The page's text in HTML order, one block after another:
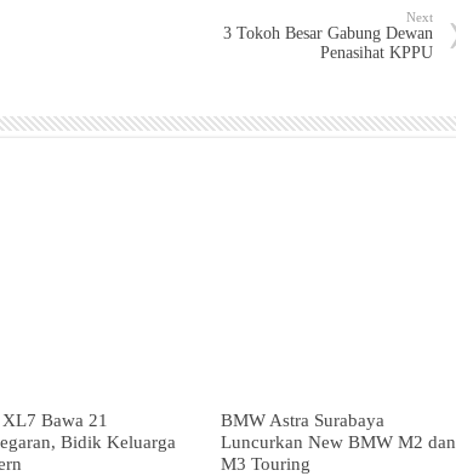
Next
3 Tokoh Besar Gabung Dewan
Penasihat KPPU
Bawa 21
Bidik Keluarga
BMW Astra Surabaya
Luncurkan New BMW M2 dan
M3 Touring